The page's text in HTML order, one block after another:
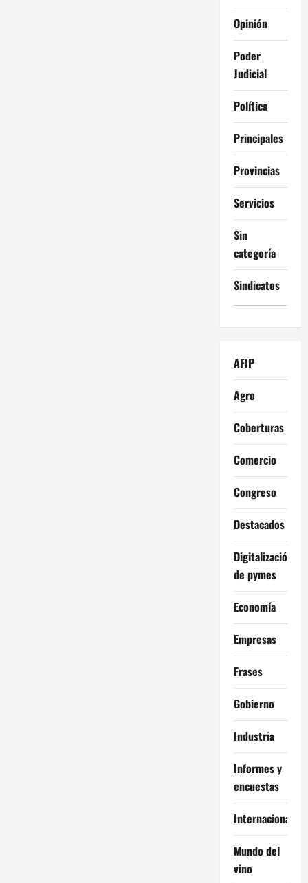
Opinión
Poder
Judicial
Política
Principales
Provincias
Servicios
Sin
categoría
Sindicatos
AFIP
Agro
Coberturas
Comercio
Congreso
Destacados
Digitalización
de pymes
Economía
Empresas
Frases
Gobierno
Industria
Informes y
encuestas
Internacional
Mundo del
vino